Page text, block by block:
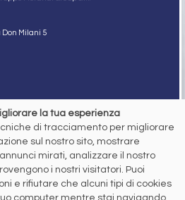
Don Milani 5
SEGUICI SUI NOSTRI
SOCIAL NETWORK
la tua esperienza
di tracciamento per migliorare
sul nostro sito, mostrare
mirati, analizzare il nostro
i nostri visitatori. Puoi
e rifiutare che alcuni tipi di cookies
computer mentre stai navigando